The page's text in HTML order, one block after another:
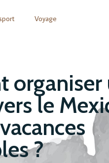
Voyage
organiser
le
?